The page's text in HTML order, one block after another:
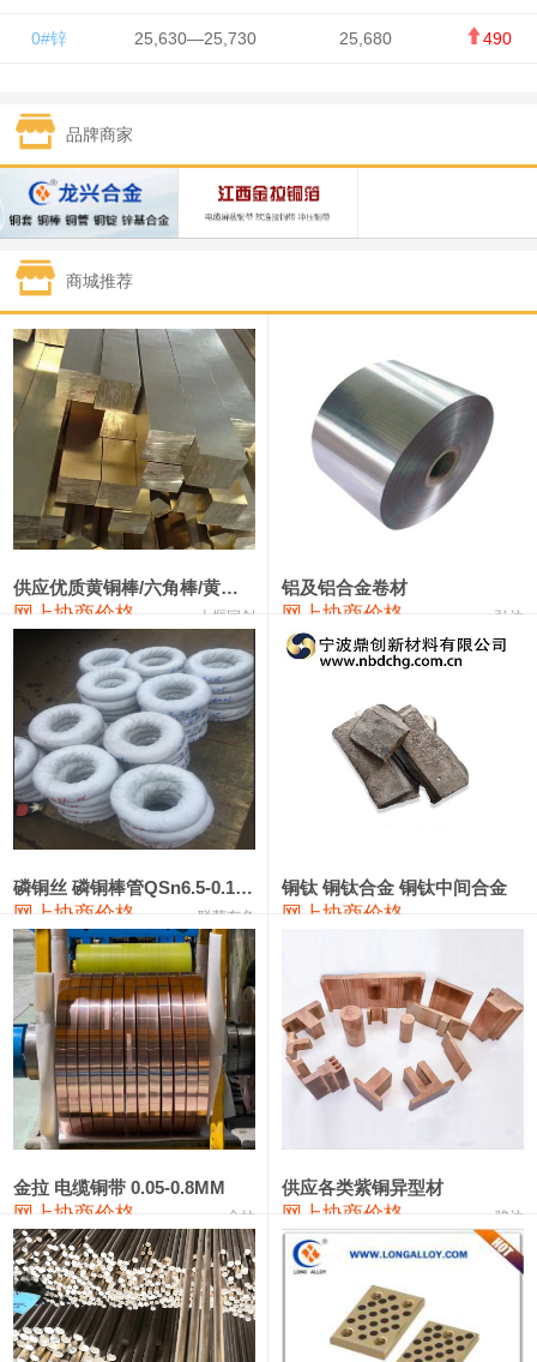
0#锌 25,630—25,730 25,680 490
1#锡 434,750—436,750
1#镍 131,200—132,400
1#白银 15,170—15,180 15,175 615
钯金
1#钴 331,000—351,000
1#锑 88,000—94,000 91,000
2#锑 84,000—90,000 87,000 0
1#镁 17,000—18,000 17,500
1#电解锰(99.7%袋装) 17,900—18,100 18,000
1#电解锰 18,800—19,000 18,900
1#铬 60,000—82,000
2202#硅 14,100—14,300
553#硅 9,200—9,400 9,300
3303#硅 10,300—10,500 10,400
441#硅 9,500—9,700
金属硅553#-331# 10,000 0
漆包线 111,610—115,610 113,610
磷铜合金 110,400—117,200 113,800 1,050
无氧铜丝(硬) 109,350—109,650 109,500
R410A专用紫铜管 113,340—113,340
铸造铝合金锭(A380） 26,200—26,400 26,300 100
铝合金ADC12 24,100—24,300 100
铸造铝合金锭(ZL102) 24,100—24,300 24,200
品牌商家
商城推荐
供应优质黄铜棒/六角棒/黄铜方板
网上协商价格 十堰同创
铝及铝合金卷材
网上协商价格 弘达
磷铜丝 磷铜棒管QSn6.5-0.1 7-0.2 8-0.3
网上协商价格 联荣有色
铜钛 铜钛合金 铜钛中间合金
网上协商价格
金拉 电缆铜带 0.05-0.8MM
网上协商价格 金拉
供应各类紫铜异型材
网上协商价格 骏达